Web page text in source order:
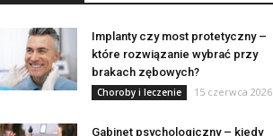
Implanty czy most protetyczny –
które rozwiązanie wybrać przy
brakach zębowych?
Choroby i leczenie 15 czerwca 2026
Gabinet psychologiczny – kiedy